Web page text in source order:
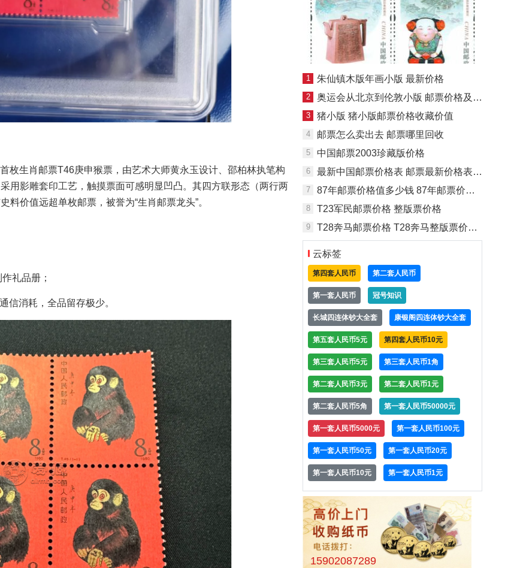
枚生肖邮票T46庚申猴票，由艺术大师黄永玉设计、邵柏林执笔构
用影雕套印工艺，触摸票面可感明显凹凸。其四方联形态（两行两
价值远超单枚邮票，被誉为“生肖邮票龙头”。
礼品册；
信消耗，全品留存极少。
1 朱仙镇木版年画小版 最新价格
2 奥运会从北京到伦敦小版 邮票价格及收藏价值
3 猪小版 猪小版邮票价格收藏价值
4 邮票怎么卖出去 邮票哪里回收
5 中国邮票2003珍藏版价格
6 最新中国邮票价格表 邮票最新价格表一览
7 87年邮票价格值多少钱 87年邮票价格图片
8 T23军民邮票价格 整版票价格
9 T28奔马邮票价格 T28奔马整版票价格图片
云标签
第四套人民币 第二套人民币
第一套人民币 冠号知识
长城四连体钞大全套 康银阁四连体钞大全套
第五套人民币5元 第四套人民币10元
第三套人民币5元 第三套人民币1角
第二套人民币3元 第二套人民币1元
第二套人民币5角 第一套人民币50000元
第一套人民币5000元 第一套人民币100元
第一套人民币50元 第一套人民币20元
第一套人民币10元 第一套人民币1元
15902087289